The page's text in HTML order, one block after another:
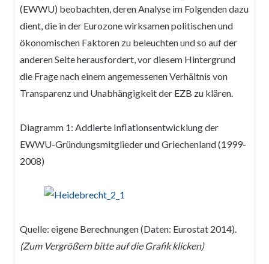
(EWWU) beobachten, deren Analyse im Folgenden dazu
dient, die in der Eurozone wirksamen politischen und
ökonomischen Faktoren zu beleuchten und so auf der
anderen Seite herausfordert, vor diesem Hintergrund
die Frage nach einem angemessenen Verhältnis von
Transparenz und Unabhängigkeit der EZB zu klären.
Diagramm 1: Addierte Inflationsentwicklung der
EWWU-Gründungsmitglieder und Griechenland (1999-
2008)
Quelle: eigene Berechnungen (Daten: Eurostat 2014).
(Zum Vergrößern bitte auf die Grafik klicken)